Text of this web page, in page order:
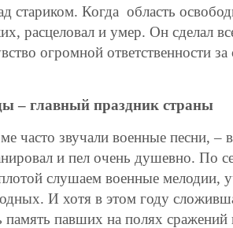
стариком. Когда область
расцеловал и умер. Он сделал
огромной ответственности
– главный праздник страны
часто звучали военные песни,
и пел очень душевно. По
слушаем военные мелодии,
И хотя в этом году
память павших на полях